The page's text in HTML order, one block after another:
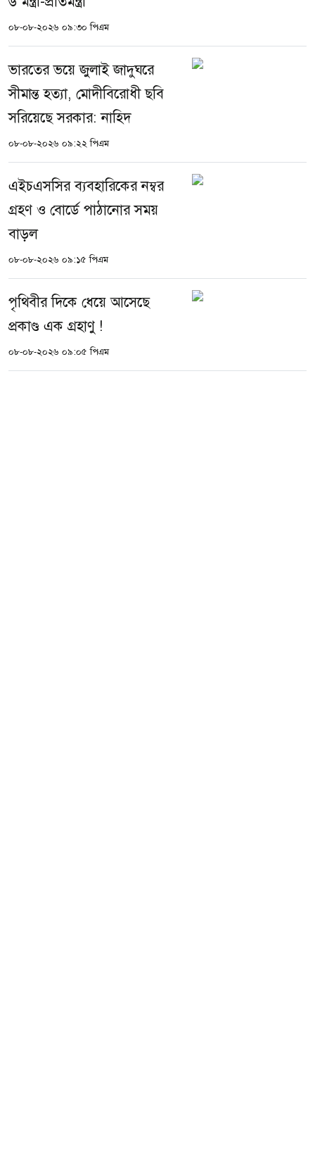
০৮-০৮-২০২৬ ০৯:৩০ পিএম
ভারতের ভয়ে জুলাই জাদুঘরে
সীমান্ত হত্যা, মোদীবিরোধী ছবি
সরিয়েছে সরকার: নাহিদ
০৮-০৮-২০২৬ ০৯:২২ পিএম
এইচএসসির ব্যবহারিকের নম্বর
গ্রহণ ও বোর্ডে পাঠানোর সময়
বাড়ল
০৮-০৮-২০২৬ ০৯:১৫ পিএম
পৃথিবীর দিকে ধেয়ে আসেছে
প্রকাণ্ড এক গ্রহাণু !
০৮-০৮-২০২৬ ০৯:০৫ পিএম